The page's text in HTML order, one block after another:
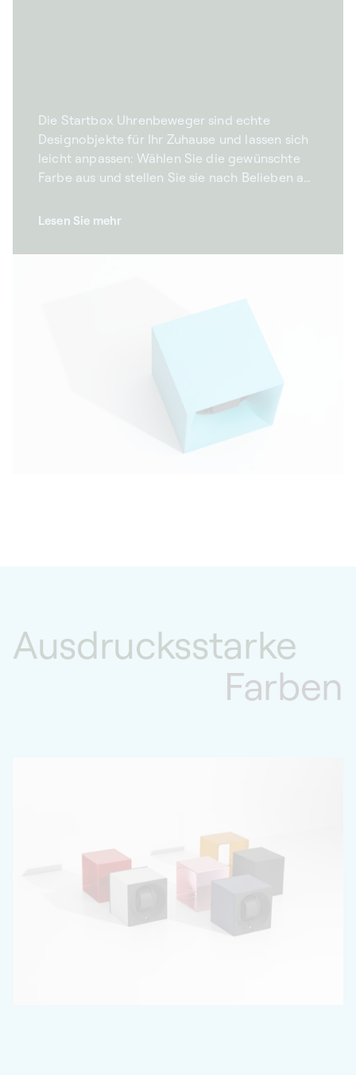
Die Startbox Uhrenbeweger sind echte
Designobjekte für Ihr Zuhause und lassen sich
leicht anpassen: Wählen Sie die gewünschte
Farbe aus und stellen Sie sie nach Belieben auf,
harmonischen Design verleihen unsere
einen leichten, modernen Touch. Unsere
erhältlich und passen sich jedem Stil an.
Lesen Sie mehr
Ausdrucksstarke
Farben